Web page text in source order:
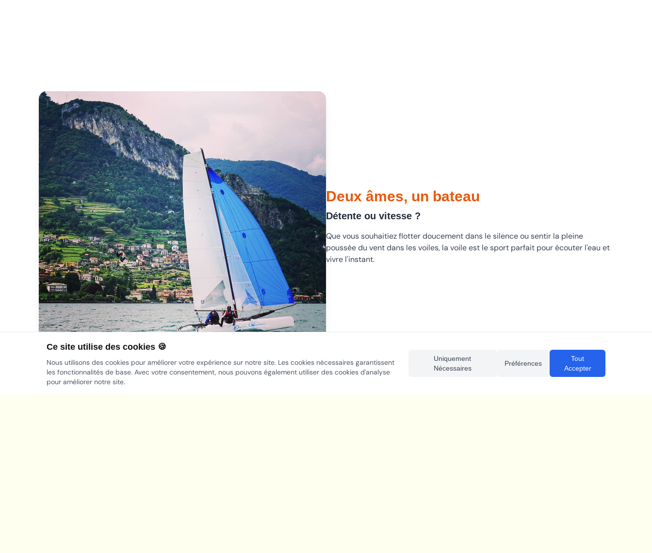
Deux âmes, un bateau
Détente ou vitesse ?
Que vous souhaitiez flotter doucement dans le silence ou sentir la pleine
poussée du vent dans les voiles, la voile est le sport parfait pour écouter l'eau et
vivre l'instant.
Ce site utilise des cookies 🍪
Nous utilisons des cookies pour améliorer votre expérience sur notre site. Les cookies nécessaires garantissent
les fonctionnalités de base. Avec votre consentement, nous pouvons également utiliser des cookies d'analyse
pour améliorer notre site.
Uniquement
Nécessaires
Préférences
Tout
Accepter